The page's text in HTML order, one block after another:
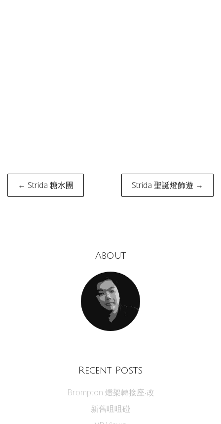
Post
navigation
← Strida 糖水團 Strida 聖誕燈飾遊 →
About
Recent Posts
Brompton 燈架轉接座‧改
新舊咀咀碰